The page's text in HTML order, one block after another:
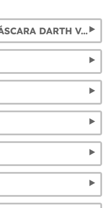
FATOS DE DARTH VADER – MÁSCARA DARTH VADER